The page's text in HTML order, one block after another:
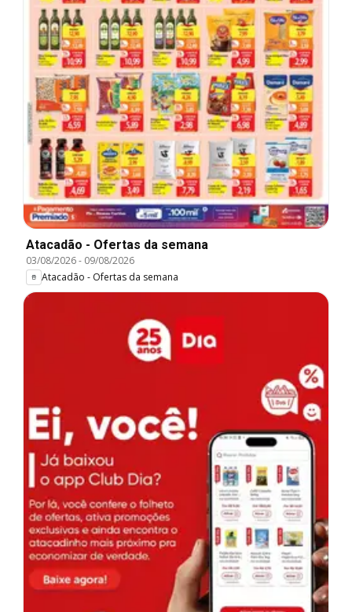
Atacadão - Ofertas da semana
03/08/2026- 09/08/2026
Atacadão - Ofertas da semana